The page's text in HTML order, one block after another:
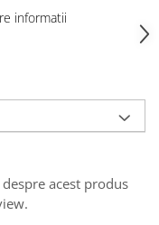
informatii
acest produs